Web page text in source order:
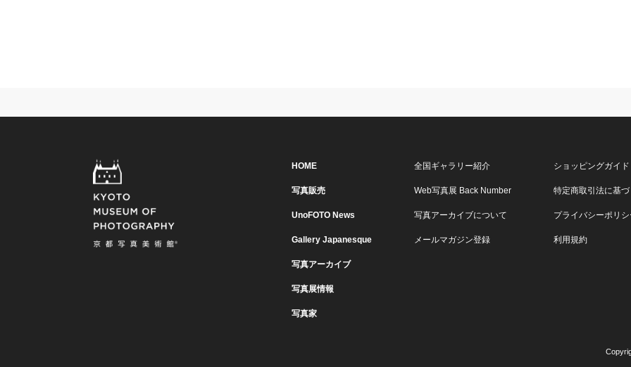
HOME
写真販売
UnoFOTO News
Gallery Japanesque
写真アーカイブ
写真展情報
写真家
全国ギャラリー紹介
Web写真展 Back Number
写真アーカイブについて
メールマガジン登録
ショッピングガイド
特定商取引法に基
プライバシーポリ
利用規約